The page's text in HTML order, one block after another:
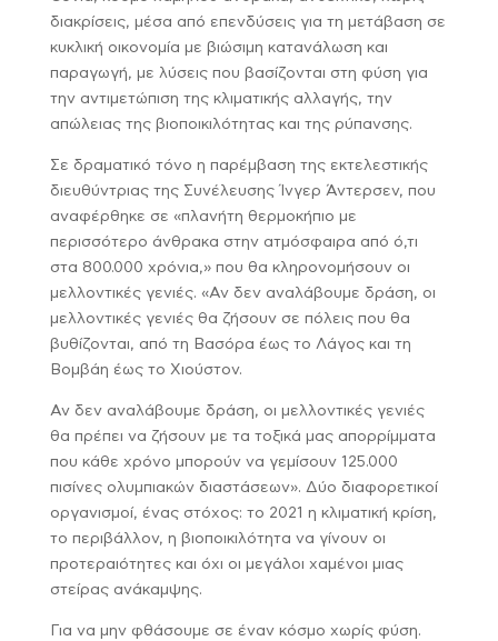
διακρίσεις, μέσα από επενδύσεις για τη μετάβαση σε
κυκλική οικονομία με βιώσιμη κατανάλωση και
παραγωγή, με λύσεις που βασίζονται στη φύση για
την αντιμετώπιση της κλιματικής αλλαγής, την
απώλειας της βιοποικιλότητας και της ρύπανσης.
Σε δραματικό τόνο η παρέμβαση της εκτελεστικής
διευθύντριας της Συνέλευσης Ίνγερ Άντερσεν, που
αναφέρθηκε σε «πλανήτη θερμοκήπιο με
περισσότερο άνθρακα στην ατμόσφαιρα από ό,τι
στα 800.000 χρόνια,» που θα κληρονομήσουν οι
μελλοντικές γενιές. «Αν δεν αναλάβουμε δράση, οι
μελλοντικές γενιές θα ζήσουν σε πόλεις που θα
βυθίζονται, από τη Βασόρα έως το Λάγος και τη
Βομβάη έως το Χιούστον.
Αν δεν αναλάβουμε δράση, οι μελλοντικές γενιές
θα πρέπει να ζήσουν με τα τοξικά μας απορρίμματα
που κάθε χρόνο μπορούν να γεμίσουν 125.000
πισίνες ολυμπιακών διαστάσεων». Δύο διαφορετικοί
οργανισμοί, ένας στόχος: το 2021 η κλιματική κρίση,
το περιβάλλον, η βιοποικιλότητα να γίνουν οι
προτεραιότητες και όχι οι μεγάλοι χαμένοι μιας
στείρας ανάκαμψης.
Για να μην φθάσουμε σε έναν κόσμο χωρίς φύση.